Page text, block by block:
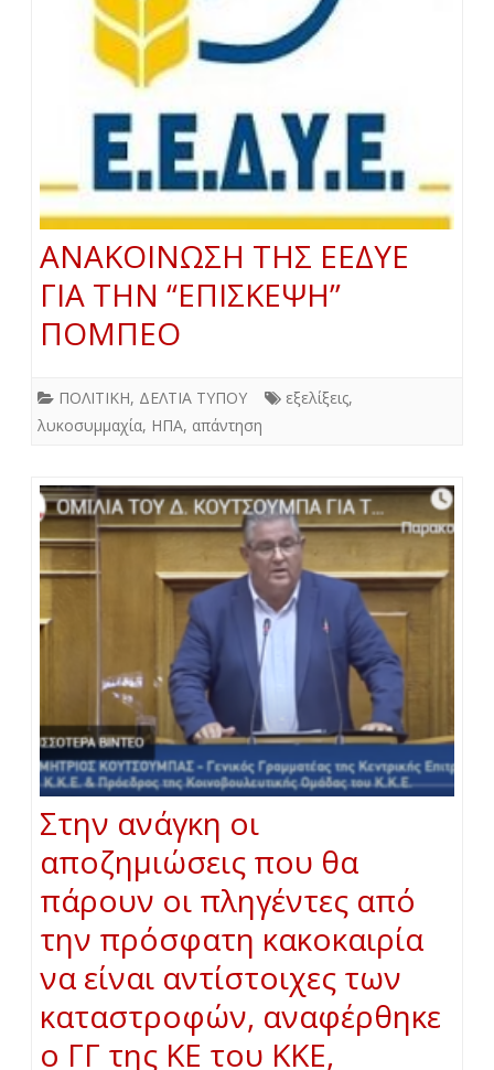
ΑΝΑΚΟΙΝΩΣΗ ΤΗΣ ΕΕΔΥΕ
ΓΙΑ ΤΗΝ “ΕΠΙΣΚΕΨΗ”
ΠΟΜΠΕΟ
ΠΟΛΙΤΙΚΗ, ΔΕΛΤΙΑ ΤΥΠΟΥ εξελίξεις,
λυκοσυμμαχία, ΗΠΑ, απάντηση
Στην ανάγκη οι
αποζημιώσεις που θα
πάρουν οι πληγέντες από
την πρόσφατη κακοκαιρία
να είναι αντίστοιχες των
καταστροφών, αναφέρθηκε
ο ΓΓ της ΚΕ του ΚΚΕ,